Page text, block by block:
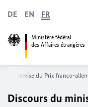
Ministère fédéral
des Affaires étrangères
DE EN FR
la remise du Prix franco-
Discours du